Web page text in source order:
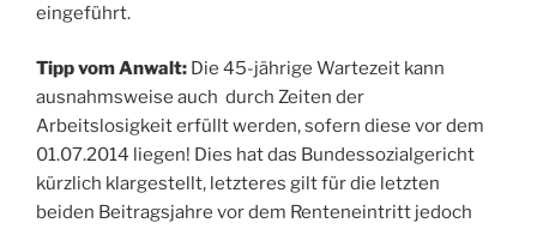
eingeführt.
Tipp vom Anwalt: Die 45-jährige Wartezeit kann
ausnahmsweise auch durch Zeiten der
Arbeitslosigkeit erfüllt werden, sofern diese vor dem
01.07.2014 liegen! Dies hat das Bundessozialgericht
kürzlich klargestellt, letzteres gilt für die letzten
beiden Beitragsjahre vor dem Renteneintritt jedoch